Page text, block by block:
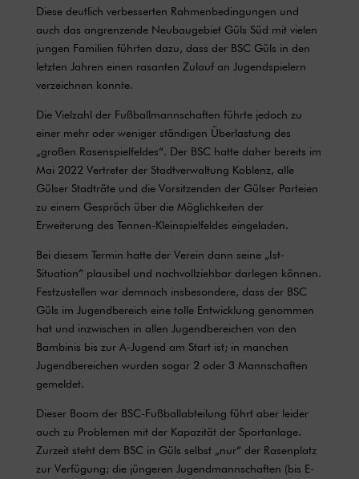
Diese deutlich verbesserten Rahmenbedingungen und
auch das angrenzende Neubaugebiet Güls Süd mit vielen
jungen Familien führten dazu, dass der BSC Güls in den
letzten Jahren einen rasanten Zulauf an Jugendspielern
verzeichnen konnte.
Die Vielzahl der Fußballmannschaften führte jedoch zu
einer mehr oder weniger ständigen Überlastung des
„großen Rasenspielfeldes“. Der BSC hatte daher bereits im
Mai 2022 Vertreter der Stadtverwaltung Koblenz, alle
Gülser Stadträte und die Vorsitzenden der Gülser Parteien
zu einem Gespräch über die Möglichkeiten der
Erweiterung des Tennen-Kleinspielfeldes eingeladen.
Bei diesem Termin hatte der Verein dann seine „Ist-
Situation“ plausibel und nachvollziehbar darlegen können.
Festzustellen war demnach insbesondere, dass der BSC
Güls im Jugendbereich eine tolle Entwicklung genommen
hat und inzwischen in allen Jugendbereichen von den
Bambinis bis zur A-Jugend am Start ist; in manchen
Jugendbereichen wurden sogar 2 oder 3 Mannschaften
gemeldet.
Dieser Boom der BSC-Fußballabteilung führt aber leider
auch zu Problemen mit der Kapazität der Sportanlage.
Zurzeit steht dem BSC in Güls selbst „nur“ der Rasenplatz
zur Verfügung; die jüngeren Jugendmannschaften (bis E-